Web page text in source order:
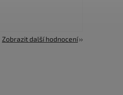
Zobrazit další hodnocení